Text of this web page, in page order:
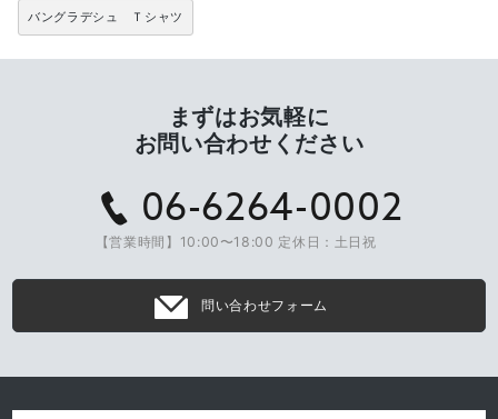
バングラデシュ Ｔシャツ
まずはお気軽に
お問い合わせください
06-6264-0002
【営業時間】10:00〜18:00 定休日：土日祝
問い合わせフォーム